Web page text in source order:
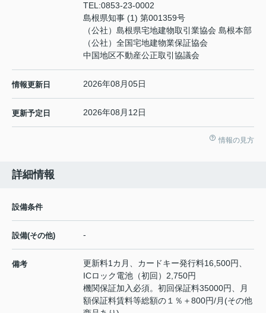
TEL:0853-23-0002
島根県知事 (1) 第001359号
（公社）島根県宅地建物取引業協会 島根本部
（公社）全国宅地建物業保証協会
中国地区不動産公正取引協議会
情報更新日 2026年08月05日
更新予定日 2026年08月12日
情報の見方
詳細情報
設備条件
設備(その他) -
備考
更新料1カ月、カードキー発行料16,500円、
ICロック電池（初回）2,750円
機関保証加入必須。初回保証料35000円、月
額保証料賃料等総額の１％＋800円/月(その他